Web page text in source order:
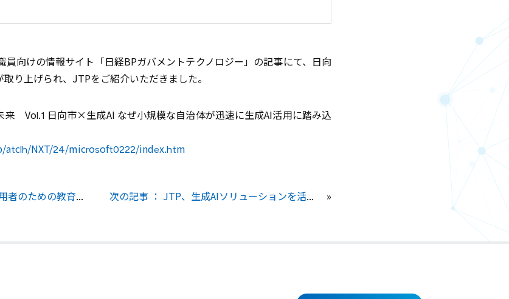
員向けの情報サイト「日経BPガバメントテクノロジー」の記事にて、日向
り上げられ、JTPをご紹介いただきました。
来 Vol.1 日向市×生成AI なぜ小規模な自治体が迅速に生成AI活用に踏み込
NXT/24/microsoft0222/index.htm
前の記事 ： JTP、生成AI利用者のための教育サービスを提供開始～基礎編と応用編で学ぶ、生成AIリテラシーとプロンプト活用法～ 次の記事 ： JTP、生成AIソリューションを活用してサイエンスアーツ社の「Buddycom」と連携 ～生成AIが生み出す業務支援ツールで店舗・現場の生産性を向上～